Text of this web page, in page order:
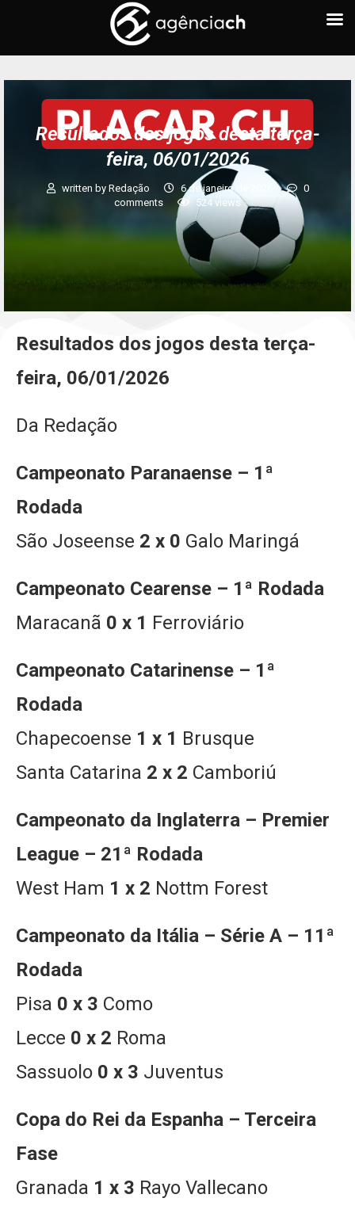
Resultados dos jogos desta terça-
feira, 06/01/2026
written by Redação 6 de janeiro de 2026
0
comments
524 views
Resultados dos jogos desta terça-
feira, 06/01/2026
Da Redação
Campeonato Paranaense – 1ª
Rodada
São Joseense 2 x 0 Galo Maringá
Campeonato Cearense – 1ª Rodada
Maracanã 0 x 1 Ferroviário
Campeonato Catarinense – 1ª
Rodada
Chapecoense 1 x 1 Brusque
Santa Catarina 2 x 2 Camboriú
Campeonato da Inglaterra – Premier
League – 21ª Rodada
West Ham 1 x 2 Nottm Forest
Campeonato da Itália – Série A – 11ª
Rodada
Pisa 0 x 3 Como
Lecce 0 x 2 Roma
Sassuolo 0 x 3 Juventus
Copa do Rei da Espanha – Terceira
Fase
Granada 1 x 3 Rayo Vallecano